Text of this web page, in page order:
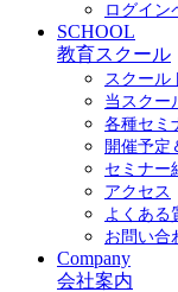
ログイン
SCHOOL
教育スクール
スクール
当スクー
各種セミ
開催予定
セミナー
アクセス
よくある
お問い合
Company
会社案内